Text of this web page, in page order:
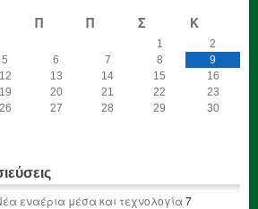
Π Π Σ Κ
1
2
5 6 7 8
9
12 13 14 15
16
19 20 21 22
23
26 27 28 29
30
εναέρια μέσα και τεχνολογία7